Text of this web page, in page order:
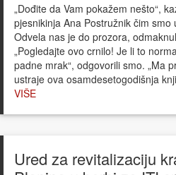
„Dođite da Vam pokažem nešto“,
pjesnikinja Ana Postružnik čim
Odvela nas je do prozora,
„Pogledajte ovo crnilo! Je li to
padne mrak“, odgovorili smo. „Ma
ustraje ova osamdesetogodišnja
VIŠE
Ured za revitalizaciju